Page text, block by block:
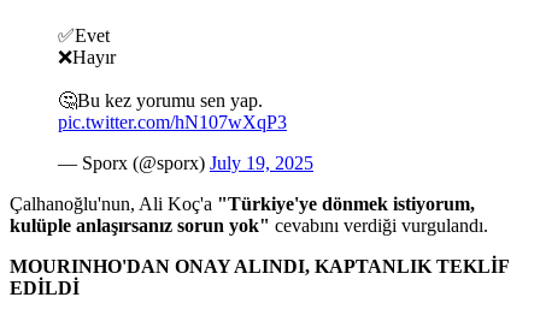
✅Evet
❌Hayır
🤔Bu kez yorumu sen yap.
pic.twitter.com/hN107wXqP3
— Sporx (@sporx) July 19, 2025
Çalhanoğlu'nun, Ali Koç'a "Türkiye'ye dönmek istiyorum,
kulüple anlaşırsanız sorun yok" cevabını verdiği vurgulandı.
MOURINHO'DAN ONAY ALINDI, KAPTANLIK TEKLİF
EDİLDİ